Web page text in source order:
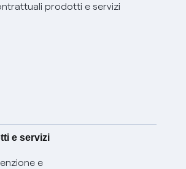
prodotti e servizi
e servizi
e